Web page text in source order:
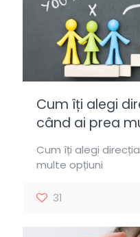
Cum îți alegi
când ai prea
Cum îți alegi
multe opțiuni
31